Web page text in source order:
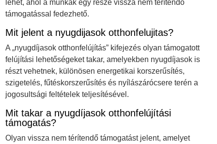
lehet, ahol a munkák egy része vissza nem térítendő
támogatással fedezhető.
Mit jelent a nyugdijasok otthonfelujitas?
A „nyugdíjasok otthonfelújítás” kifejezés olyan támogatott
felújítási lehetőségeket takar, amelyekben nyugdíjasok is
részt vehetnek, különösen energetikai korszerűsítés,
szigetelés, fűtéskorszerűsítés és nyílászárócsere terén a
jogosultsági feltételek teljesítésével.
Mit takar a nyugdíjasok otthonfelújítási
támogatás?
Olyan vissza nem térítendő támogatást jelent, amelyet